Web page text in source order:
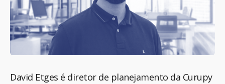
David Etges é diretor de planejamento da Curupy